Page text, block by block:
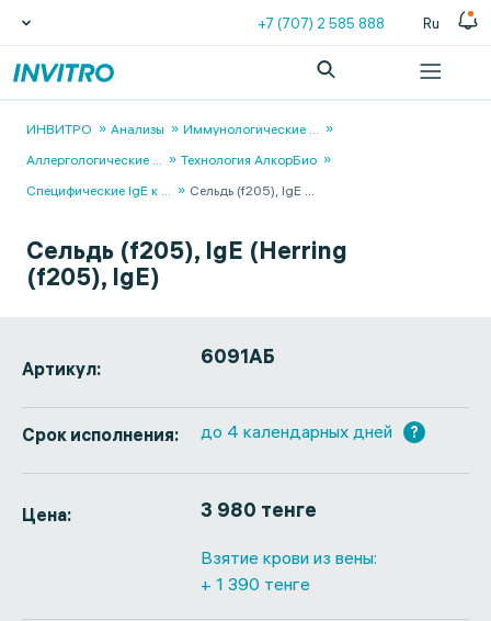
+7 (707) 2 585 888 Ru
ИНВИТРО Анализы Иммунологические ...
Аллергологические ...
Технология АлкорБио
Специфические IgЕ к ... Сельдь (f205), IgE ...
Сельдь (f205), IgE (Herring
(f205), IgE)
Артикул: 6091АБ
Срок исполнения: до 4 календарных дней ?
Цена: 3 980 тенге
Взятие крови из вены:
+ 1 390 тенге